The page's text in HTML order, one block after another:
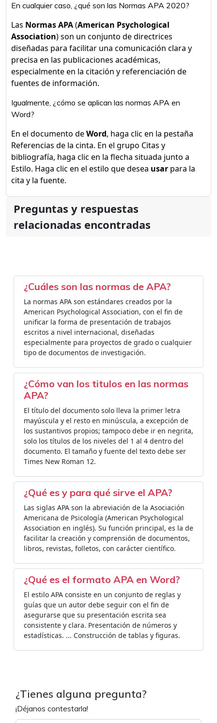
En cualquier caso, ¿qué son las Normas APA 2020?
Las Normas APA(American Psychological
Association) son un conjunto de directrices
diseñadas para facilitar una comunicación clara y
precisa en las publicaciones académicas,
especialmente en la citación y referenciación de
fuentes de información.
Igualmente, ¿cómo se aplican las normas APA en
Word?
En el documento deWord, haga clic en la pestaña
Referencias de la cinta. En el grupo Citas y
bibliografía, haga clic en la flecha situada junto a
Estilo. Haga clic en el estilo que desea usar para la
cita y la fuente.
Preguntas y respuestas
relacionadas encontradas
¿Cuáles son las normas de APA?
La normas APA son estándares creados por la
American Psychological Association, con el fin de
unificar la forma de presentación de trabajos
escritos a nivel internacional, diseñadas
especialmente para proyectos de grado o cualquier
tipo de documentos de investigación.
¿Cómo van los titulos en las normas
APA?
El título del documento solo lleva la primer letra
mayúscula y el resto en minúscula, a excepción de
los sustantivos propios; tampoco debe ir en negrita,
solo los títulos de los niveles del 1 al 4 dentro del
documento. El tamaño y fuente del texto debe ser
Times New Roman 12.
¿Qué es y para qué sirve el APA?
Las siglas APA son la abreviación de la Asociación
Americana de Psicología (American Psychological
Association en inglés). Su función principal, es la de
facilitar la creación y comprensión de documentos,
libros, revistas, folletos, con carácter científico.
¿Qué es el formato APA en Word?
El estilo APA consiste en un conjunto de reglas y
guías que un autor debe seguir con el fin de
asegurarse que su presentación escrita sea
consistente y clara. Presentación de números y
estadísticas. ... Construcción de tablas y figuras.
¿Tienes alguna pregunta?
¡Déjanos contestarla!